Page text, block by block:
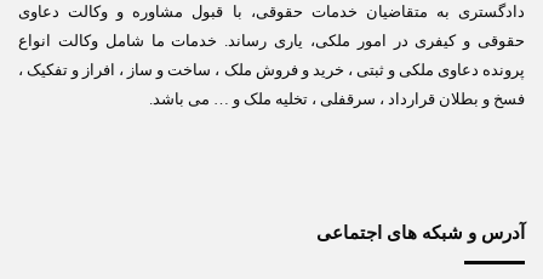
دادگستری به متقاضیان خدمات حقوقی، با قبول مشاوره و وکالت دعاوی
حقوقی و کیفری در امور ملکی، یاری رساند. خدمات ما شامل وکالت انواع
پرونده دعاوی ملکی و ثبتی ، خرید و فروش ملک ، ساخت و ساز ، افراز و تفکیک ،
فسخ و بطلان قرارداد ، سرقفلی ، تخلیه ملک و … می باشد.
آدرس و شبکه های اجتماعی